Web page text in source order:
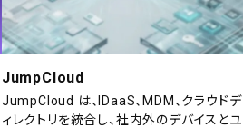
JumpCloud
JumpCloud は、IDaaS、MDM、クラウドデ
ィレクトリを統合し、社内外のデバイスとユ